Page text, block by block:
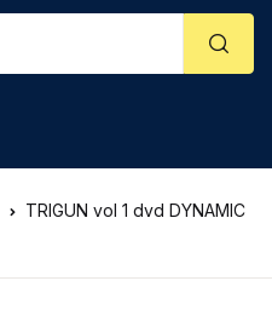
TRIGUN vol 1 dvd DYNAMIC